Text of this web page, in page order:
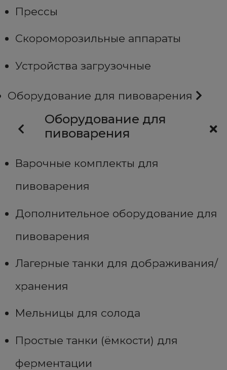
Прессы
Скороморозильные аппараты
Устройства загрузочные
Оборудование для пивоварения
Оборудование для
пивоварения
Варочные комплекты для
пивоварения
Дополнительное оборудование для
пивоварения
Лагерные танки для дображивания/
хранения
Мельницы для солода
Простые танки (ёмкости) для
ферментации